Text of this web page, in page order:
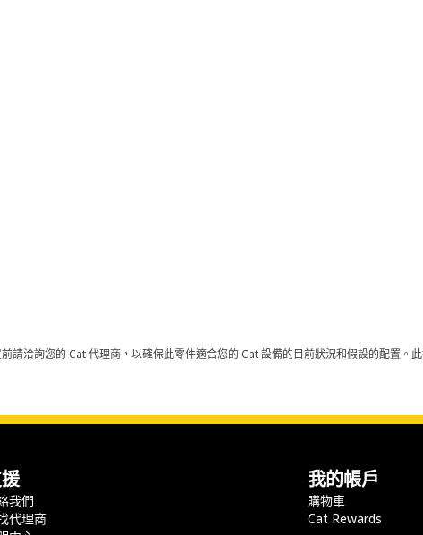
請洽詢您的 Cat 代理商，以確保此零件適合您的 Cat 設備的目前狀況和假設的配置。
我們
代理商
我的帳戶
購物車
Cat Rewards